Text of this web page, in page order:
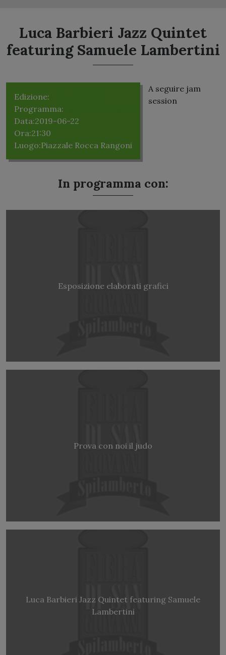
Luca Barbieri Jazz Quintet
featuring Samuele Lambertini
Edizione:
Programma:
Data:2019-06-22
Ora:21:30
Luogo:Piazzale Rocca Rangoni
A seguire jam
session
In programma con:
Esposizione elaborati grafici
Prova con noi il judo
Luca Barbieri Jazz Quintet featuring Samuele
Lambertini